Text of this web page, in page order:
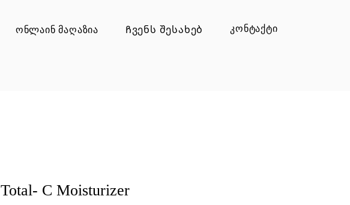
ონლაინ მაღაზია Ჩვენს შესახებ კონტაქტი
Total- C Moisturizer